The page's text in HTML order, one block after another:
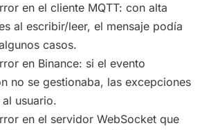
en el cliente MQTT: con alta
al escribir/leer, el mensaje podía
casos.
en Binance: si el evento
no se gestionaba, las excepciones
usuario.
en el servidor WebSocket que